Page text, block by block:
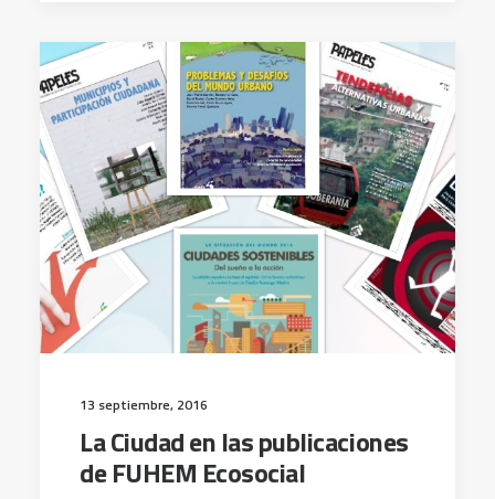
13 septiembre, 2016
La Ciudad en las publicaciones
de FUHEM Ecosocial